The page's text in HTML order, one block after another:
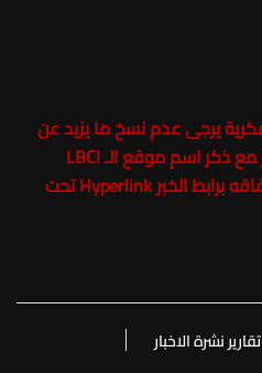
يرجى عدم نسخ ما يزيد عن
20 في المئة من مضمون الخبر مع ذكر اسم موقع الـ LBCI
Lebanon News الالكتروني وارفاقه برابط الخبر Hyperlink تحت
تقارير نشرة الاخبار